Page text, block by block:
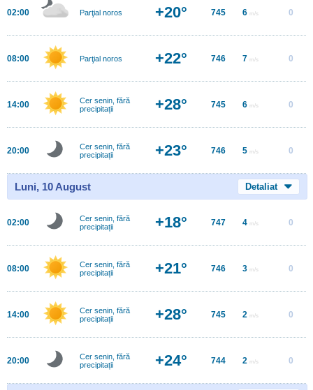
02:00 Parţial noros +20° 745 6 m/s 0
08:00 Parţial noros +22° 746 7 m/s 0
14:00
Cer senin, fără
precipitații
+28° 745 6 m/s 0
20:00
Cer senin, fără
precipitații
+23° 746 5 m/s 0
Luni, 10 August Detaliat
02:00
Cer senin, fără
precipitații
+18° 747 4 m/s 0
08:00
Cer senin, fără
precipitații
+21° 746 3 m/s 0
14:00
Cer senin, fără
precipitații
+28° 745 2 m/s 0
20:00
Cer senin, fără
precipitații
+24° 744 2 m/s 0